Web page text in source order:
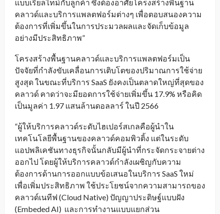
แบบเรียลไทม์กับลูกค้า ซึ่งต้องอาศัยโครงสร้างพื้นฐาน
คลาวด์และบริการแพลตฟอร์มต่างๆ เพื่อตอบสนองความ
ต้องการที่เพิ่มขึ้นในการประมวลผลและจัดเก็บข้อมูล
อย่างมีประสิทธิภาพ”
โครงสร้างพื้นฐานคลาวด์และบริการแพลตฟอร์มเป็น
ปัจจัยที่กำลังขับเคลื่อนการเติบโตของปริมาณการใช้จ่าย
สูงสุด ในขณะที่บริการ SaaS ยังคงเป็นตลาดใหญ่ที่สุดของ
คลาวด์ คาดว่าจะมียอดการใช้จ่ายเพิ่มขึ้น 17.9% หรือคิด
เป็นมูลค่า 1.97 แสนล้านดอลลาร์ ในปี 2566
“ผู้ให้บริการคลาวด์ระดับไฮเปอร์สเกลคือผู้นำใน
เทคโนโลยีพื้นฐานของคลาวด์คอมพิวติ้ง แต่ในระดับ
แอปพลิเคชันทางธุรกิจนั้นกลับมีผู้นำที่กระจัดกระจายต่าง
ออกไป โดยผู้ให้บริการคลาวด์กำลังเผชิญกับความ
ต้องการด้านการออกแบบข้อเสนอในบริการ SaaS ใหม่
เพื่อเพิ่มประสิทธิภาพ ใช้ประโยชน์จากความสามารถของ
คลาวด์เนทีฟ (Cloud Native) ปัญญาประดิษฐ์แบบฝัง
(Embeded AI) และการทำงานแบบแยกส่วน